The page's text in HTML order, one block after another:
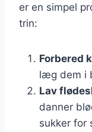
er en simpel
trin:
Forbered
læg dem i
Lav
danner
sukker for